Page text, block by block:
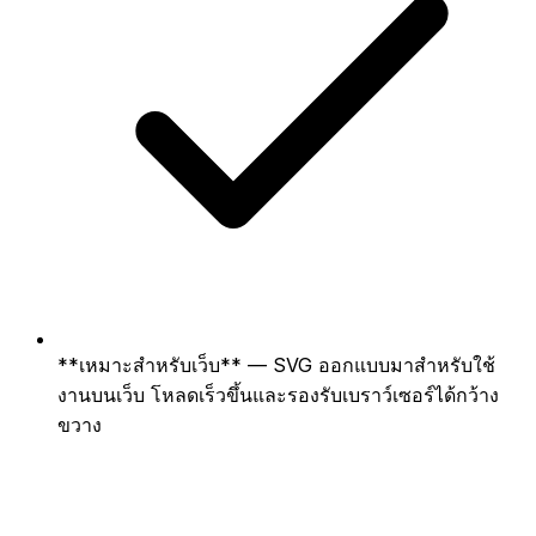
**เหมาะสำหรับเว็บ** — SVG ออกแบบมาสำหรับใช้
งานบนเว็บ โหลดเร็วขึ้นและรองรับเบราว์เซอร์ได้กว้าง
ขวาง